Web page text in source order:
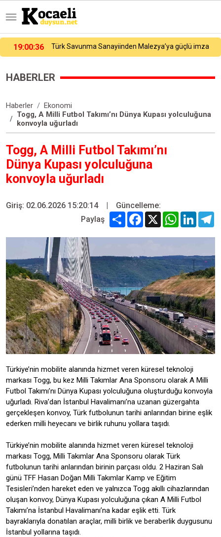
17:35:57 İzmit Körfezi’ni yüzerek geçtiler
HABERLER
Haberler
Ekonomi
Togg, A Milli Futbol Takımı’nı Dünya Kupası yolculuğuna
konvoyla uğurladı
Togg, A Milli Futbol Takımı’nı
Dünya Kupası yolculuğuna
konvoyla uğurladı
Giriş: 02.06.2026 15:20:14 |
Güncelleme:
Paylaş
Share Facebook
X WhatsApp
Türkiye’nin mobilite alanında hizmet veren küresel teknoloji
markası Togg, bu kez Milli Takımlar Ana Sponsoru olarak A Milli
Futbol Takımı’nı Dünya Kupası yolculuğuna oluşturduğu konvoyla
uğurladı. Riva’dan İstanbul Havalimanı’na uzanan güzergahta
gerçekleşen konvoy, Türk futbolunun tarihi anlarından birine eşlik
ederken milli heyecanı ve birlik ruhunu yollara taşıdı.
Türkiye’nin mobilite alanında hizmet veren küresel teknoloji
markası Togg, Milli Takımlar Ana Sponsoru olarak Türk
futbolunun tarihi anlarından birinin parçası oldu. 2 Haziran Salı
günü TFF Hasan Doğan Milli Takımlar Kamp ve Eğitim
Tesisleri’nden hareket eden ve yalnızca Togg akıllı cihazlarından
oluşan konvoy, Dünya Kupası yolculuğuna çıkan A Milli Futbol
Takımı’na İstanbul Havalimanı’na kadar eşlik etti. Türk
bayraklarıyla donatılan araçlar, milli birlik ve beraberlik duygusunu
İstanbul yollarına taşıdı.